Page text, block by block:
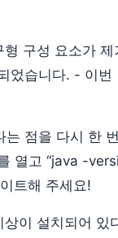
구성 요소가
었습니다. - 이
점을 다시 한
열고 “java -
트해 주세요!
이 설치되어 있